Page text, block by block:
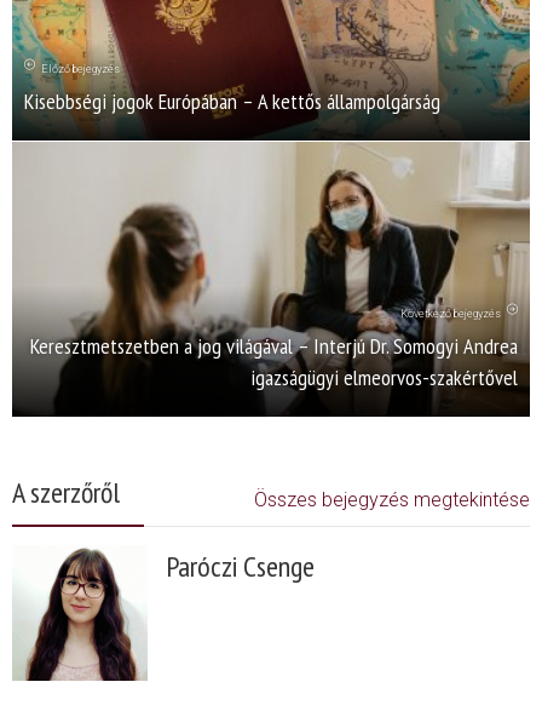
Előző bejegyzés
Kisebbségi jogok Európában – A kettős állampolgárság
Következő bejegyzés
Keresztmetszetben a jog világával – Interjú Dr. Somogyi Andrea
igazságügyi elmeorvos-szakértővel
A szerzőről Összes bejegyzés megtekintése
Paróczi Csenge